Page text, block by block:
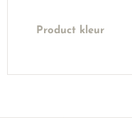
Product kleur